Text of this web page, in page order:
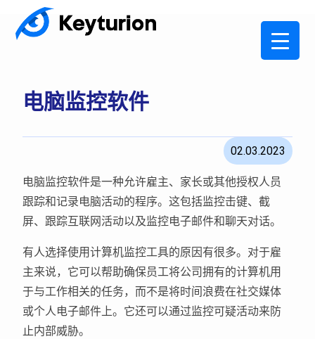
电脑监控软件
02.03.2023
电脑监控软件是一种允许雇主、家长或其他授权人员
跟踪和记录电脑活动的程序。这包括监控击键、截
屏、跟踪互联网活动以及监控电子邮件和聊天对话。
有人选择使用计算机监控工具的原因有很多。对于雇
主来说，它可以帮助确保员工将公司拥有的计算机用
于与工作相关的任务，而不是将时间浪费在社交媒体
或个人电子邮件上。它还可以通过监控可疑活动来防
止内部威胁。